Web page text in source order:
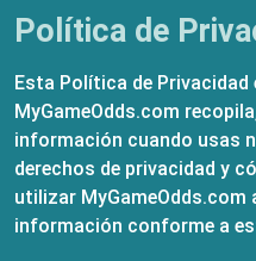
Política de
Esta Política de Privacidad
MyGameOdds.com
información cuando usas
derechos de privacidad y
utilizar
información conforme a